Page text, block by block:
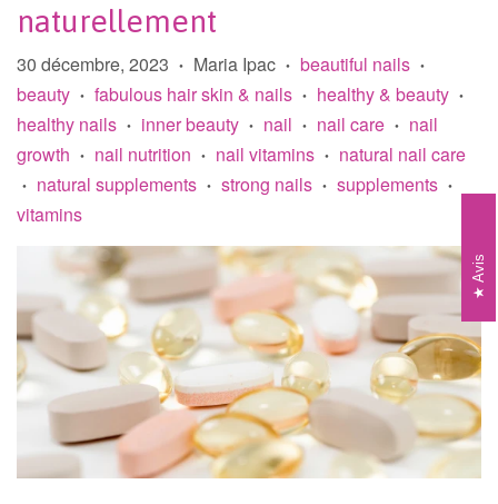
naturellement
30 décembre, 2023 • Maria Ipac • beautiful nails •
beauty • fabulous hair skin & nails • healthy & beauty •
healthy nails • inner beauty • nail • nail care •
nail
growth
• nail nutrition • nail vitamins • natural nail care
• natural supplements • strong nails • supplements •
vitamins
Avis